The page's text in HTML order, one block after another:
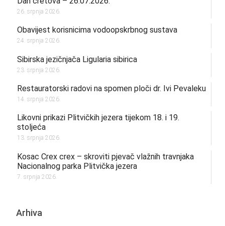
26. srpnja 2026.
Obavijest korisnicima vodoopskrbnog sustava
24. srpnja 2026.
Sibirska jezičnjača Ligularia sibirica
23. srpnja 2026.
Restauratorski radovi na spomen ploči dr. Ivi Pevaleku
14. srpnja 2026.
Likovni prikazi Plitvičkih jezera tijekom 18. i 19.
stoljeća
13. srpnja 2026.
Kosac Crex crex – skroviti pjevač vlažnih travnjaka
Nacionalnog parka Plitvička jezera
7. srpnja 2026.
Arhiva